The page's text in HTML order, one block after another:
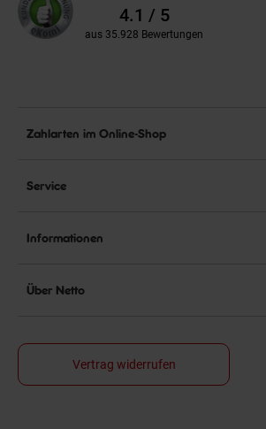
Bewertungen4.1 / 5
aus 35.928 Bewertungen
Zahlarten im Online-Shop
Service
Informationen
Über Netto
Vertrag widerrufen